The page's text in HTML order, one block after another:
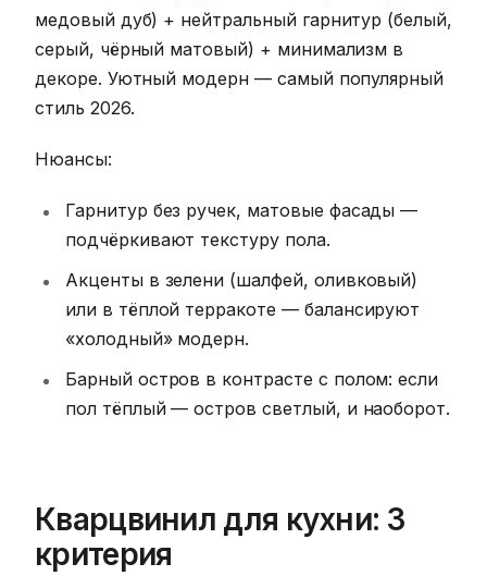
медовый дуб) + нейтральный гарнитур (белый,
серый, чёрный матовый) + минимализм в
декоре. Уютный модерн — самый популярный
стиль 2026.
Нюансы:
Гарнитур без ручек, матовые фасады —
подчёркивают текстуру пола.
Акценты в зелени (шалфей, оливковый)
или в тёплой терракоте — балансируют
«холодный» модерн.
Барный остров в контрасте с полом: если
пол тёплый — остров светлый, и наоборот.
Кварцвинил для кухни: 3
критерия